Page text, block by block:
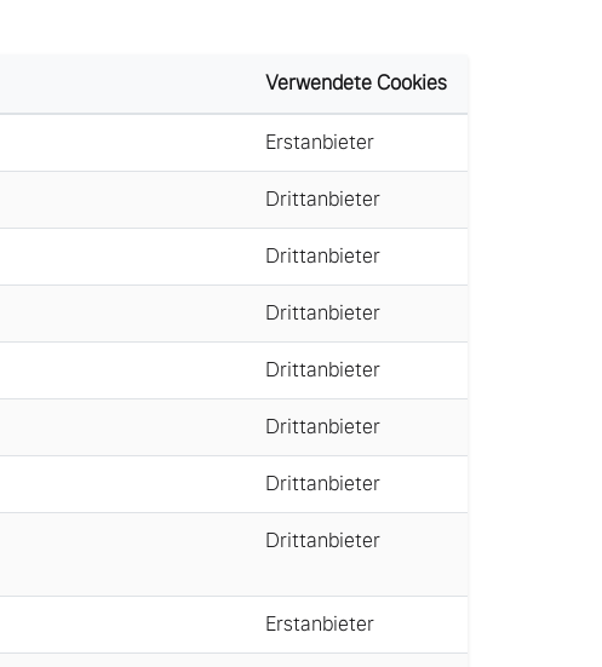
Verwendete Cookies
Erstanbieter
Drittanbieter
Drittanbieter
Drittanbieter
Drittanbieter
Drittanbieter
Drittanbieter
Drittanbieter
Erstanbieter